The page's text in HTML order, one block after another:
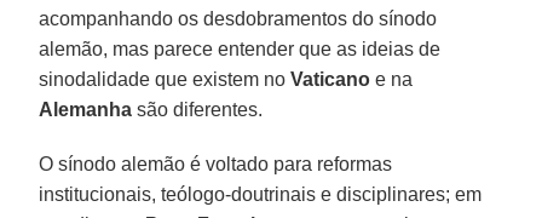
acompanhando os desdobramentos do sínodo
alemão, mas parece entender que as ideias de
sinodalidade que existem noVaticano e na
Alemanha são diferentes.
O sínodo alemão é voltado para reformas
institucionais, teólogo-doutrinais e disciplinares; em